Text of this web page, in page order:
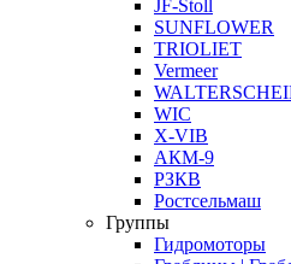
JF-Stoll
SUNFLOWER
TRIOLIET
Vermeer
WIC
X-VIB
АКМ-9
РЗКВ
Ростсельмаш
Группы
Гидромоторы